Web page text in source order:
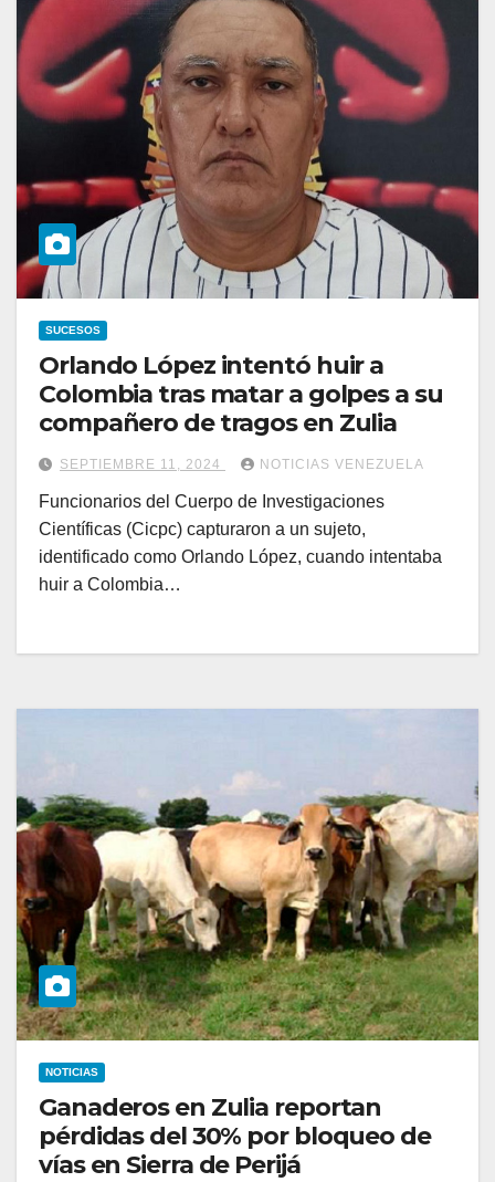
SUCESOS
Orlando López intentó huir a
Colombia tras matar a golpes a su
compañero de tragos en Zulia
SEPTIEMBRE 11, 2024 NOTICIAS VENEZUELA
Funcionarios del Cuerpo de Investigaciones
Científicas (Cicpc) capturaron a un sujeto,
identificado como Orlando López, cuando intentaba
huir a Colombia…
NOTICIAS
Ganaderos en Zulia reportan
pérdidas del 30% por bloqueo de
vías en Sierra de Perijá